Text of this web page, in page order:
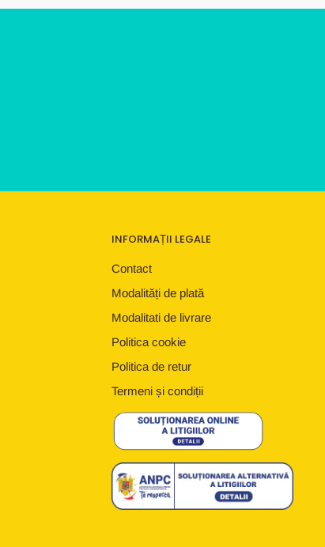
INFORMAȚII LEGALE
Contact
Modalități de plată
Modalitati de livrare
Politica cookie
Politica de retur
Termeni și condiții